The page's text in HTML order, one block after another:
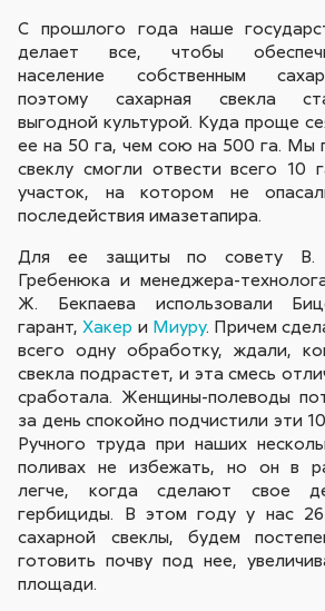
С прошлого года наше
делает все, чтобы
население собственным
поэтому сахарная свекла
выгодной культурой. Куда проще
ее на 50 га, чем сою на 500 га. Мы
свеклу смогли отвести всего 10
участок, на котором не
последействия имазетапира.
Для ее защиты по совету
Гребенюка и менеджера-
Ж. Бекпаева использовали
гарант,Хакер и Миуру. Причем
всего одну обработку, ждали,
свекла подрастет, и эта смесь
сработала. Женщины-полеводы
за день спокойно подчистили эти
Ручного труда при наших
поливах не избежать, но он в
легче, когда сделают свое
гербициды. В этом году у нас
сахарной свеклы, будем
готовить почву под нее,
площади.